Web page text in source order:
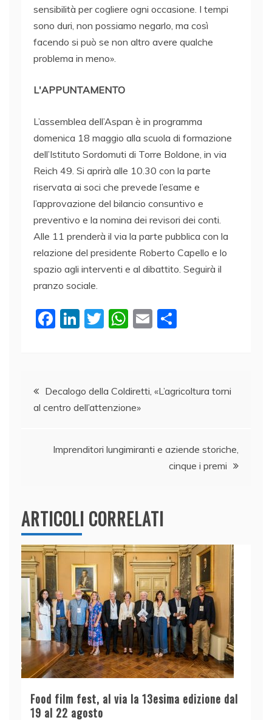
sensibilità per cogliere ogni occasione. I tempi
sono duri, non possiamo negarlo, ma così
facendo si può se non altro avere qualche
problema in meno».
L'APPUNTAMENTO
L’assemblea dell’Aspan è in programma
domenica 18 maggio alla scuola di formazione
dell’Istituto Sordomuti di Torre Boldone, in via
Reich 49. Si aprirà alle 10.30 con la parte
riservata ai soci che prevede l’esame e
l’approvazione del bilancio consuntivo e
preventivo e la nomina dei revisori dei conti.
Alle 11 prenderà il via la parte pubblica con la
relazione del presidente Roberto Capello e lo
spazio agli interventi e al dibattito. Seguirà il
pranzo sociale.
F
b
o
k
Li
dI
n
T
W
A
p
E
vi
Navigazione
articoli
Decalogo della Coldiretti, «L’agricoltura torni
al centro dell’attenzione»
Imprenditori lungimiranti e aziende storiche,
cinque i premi
ARTICOLI CORRELATI
Food film fest, al via la 13esima edizione dal
19 al 22 agosto